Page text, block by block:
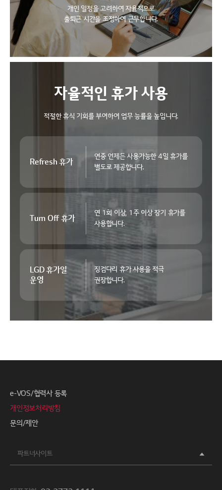
개인 일정을 고려하여 자율적으로
출퇴근 시간을 조정하여 근무합니다.
자율적인 휴가 사용
적절한 휴식 기회를 부여하여 업무 능률을 높입니다.
Refresh 휴가
연중 언제든 사용가능한4일 휴가를
별도로 제공합니다.
Turn Off 휴가
연 1회 이상, 1주 이상장기 휴가를
사용합니다.
LGD 휴가일
운영
징검다리 휴가 사용을적극
권장합니다.
e-VOS/협력사 등록
개인정보처리방침
문의/제안
파트너사이트